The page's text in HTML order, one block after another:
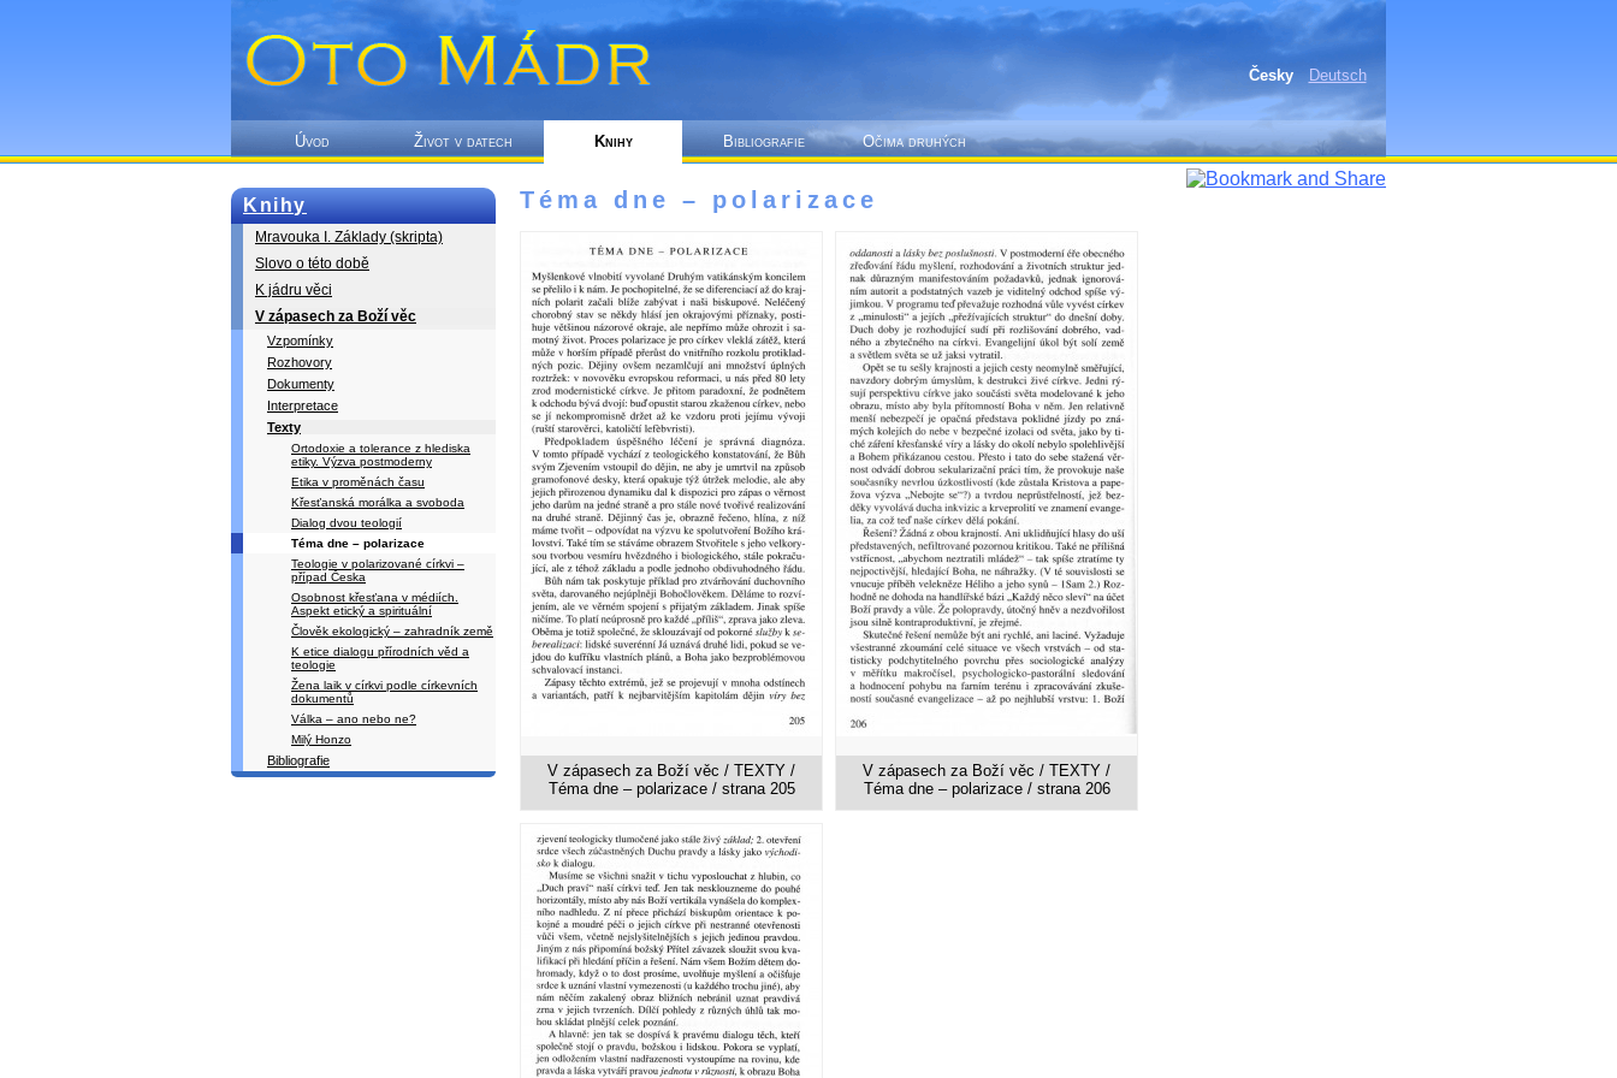
Česky Deutsch
Úvod Život v datech Knihy Bibliografie Očima druhých
Knihy
Mravouka I. Základy (skripta)
Slovo o této době
K jádru věci
V zápasech za Boží věc
Vzpomínky
Rozhovory
Dokumenty
Interpretace
Texty
Ortodoxie a tolerance z hlediska
etiky. Výzva postmoderny
Etika v proměnách času
Křesťanská morálka a svoboda
Dialog dvou teologií
Téma dne – polarizace
Teologie v polarizované církvi –
případ Česka
Osobnost křesťana v médiích.
Aspekt etický a spirituální
Člověk ekologický – zahradník země
K etice dialogu přírodních věd a
teologie
Žena laik v církvi podle církevních
dokumentů
Válka – ano nebo ne?
Milý Honzo
Bibliografie
Téma dne – polarizace
V zápasech za Boží věc / TEXTY /
Téma dne – polarizace / strana 205
V zápasech za Boží věc / TEXTY /
Téma dne – polarizace / strana 206